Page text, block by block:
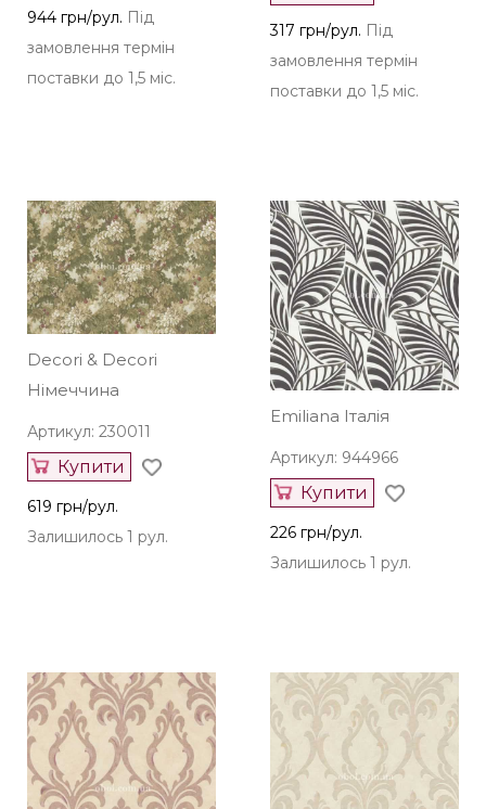
замовлення термін
поставки до 1,5 міс.
замовлення термін
поставки до 1,5 міс.
Decori & Decori
Німеччина
Артикул: 230011
Купити
619 грн/рул.
Залишилось 1 рул.
Emiliana Італія
Артикул: 944966
Купити
226 грн/рул.
Залишилось 1 рул.